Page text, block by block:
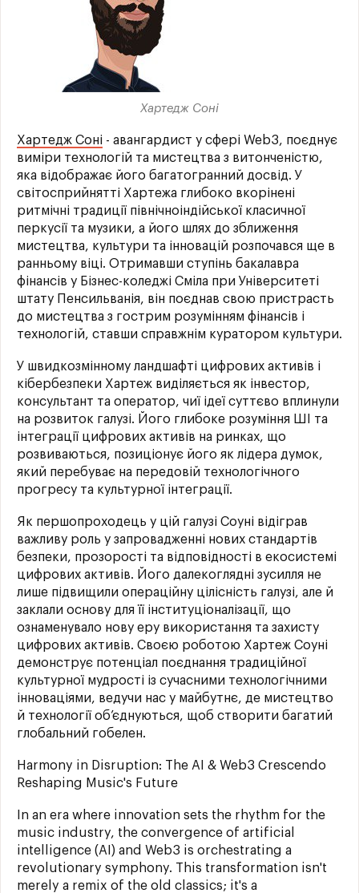
Хартедж Соні
Хартедж Соні - авангардист у сфері Web3, поєднує
виміри технологій та мистецтва з витонченістю,
яка відображає його багатогранний досвід. У
світосприйнятті Хартежа глибоко вкорінені
ритмічні традиції північноіндійської класичної
перкусії та музики, а його шлях до зближення
мистецтва, культури та інновацій розпочався ще в
ранньому віці. Отримавши ступінь бакалавра
фінансів у Бізнес-коледжі Сміла при Університеті
штату Пенсильванія, він поєднав свою пристрасть
до мистецтва з гострим розумінням фінансів і
технологій, ставши справжнім куратором культури.
У швидкозмінному ландшафті цифрових активів і
кібербезпеки Хартеж виділяється як інвестор,
консультант та оператор, чиї ідеї суттєво вплинули
на розвиток галузі. Його глибоке розуміння ШІ та
інтеграції цифрових активів на ринках, що
розвиваються, позиціонує його як лідера думок,
який перебуває на передовій технологічного
прогресу та культурної інтеграції.
Як першопроходець у цій галузі Соуні відіграв
важливу роль у запровадженні нових стандартів
безпеки, прозорості та відповідності в екосистемі
цифрових активів. Його далекоглядні зусилля не
лише підвищили операційну цілісність галузі, але й
заклали основу для її інституціоналізації, що
ознаменувало нову еру використання та захисту
цифрових активів. Своєю роботою Хартеж Соуні
демонструє потенціал поєднання традиційної
культурної мудрості із сучасними технологічними
інноваціями, ведучи нас у майбутнє, де мистецтво
й технології об’єднуються, щоб створити багатий
глобальний гобелен.
Harmony in Disruption: The AI & Web3 Crescendo
Reshaping Music's Future
In an era where innovation sets the rhythm for the
music industry, the convergence of artificial
intelligence (AI) and Web3 is orchestrating a
revolutionary symphony. This transformation isn't
merely a remix of the old classics; it's a